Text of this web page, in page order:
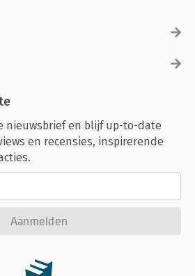
nieuwsbrief en blijf up-to-date
en recensies, inspirerende
Aanmelden